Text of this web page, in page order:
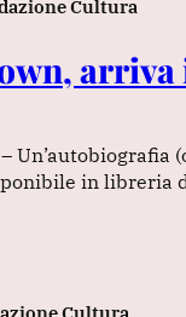
Cultura
in libreria